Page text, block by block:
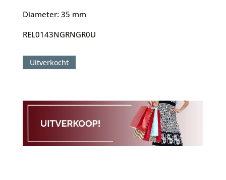
Diameter: 35 mm
REL0143NGRNGR0U
Uitverkocht